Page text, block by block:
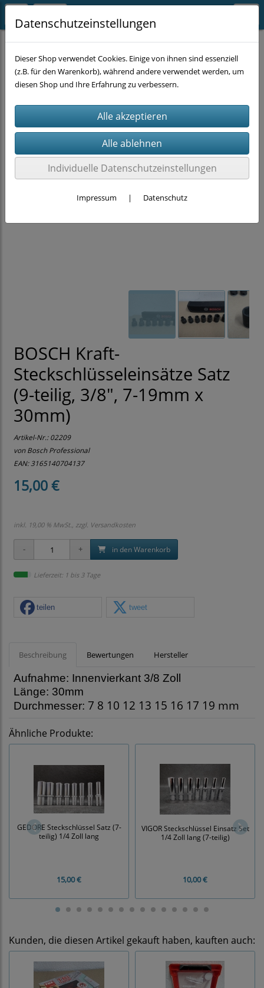
HANDWERKZEUG Schlüssel
BOSCH Kraft-
Steckschlüsseleinsätze Satz
(9-teilig, 3/8", 7-19mm x
30mm)
Artikel-Nr.:02209
von Bosch Professional
EAN: 3165140704137
15,00 €
inkl. 19,00 % MwSt., zzgl. Versandkosten
in den Warenkorb
Lieferzeit: 1 bis 3 Tage
teilen tweet
Beschreibung Bewertungen Hersteller
Aufnahme: Innenvierkant 3/8 Zoll
Länge: 30mm
Durchmesser: 7 8 10 12 13 15 16 17 19 mm
Ähnliche Produkte:
GEDORE Steckschlüssel Satz (7-
teilig) 1/4 Zoll lang
15,00 €
VIGOR Steckschlüssel Einsatz Set
1/4 Zoll lang (7-teilig)
10,00 €
Kunden, die diesen Artikel gekauft haben, kauften auch:
Datenschutzeinstellungen
Dieser Shop verwendet Cookies. Einige von ihnen sind essenziell
(z.B. für den Warenkorb), während andere verwendet werden, um
diesen Shop und Ihre Erfahrung zu verbessern.
Individuelle Datenschutzeinstellungen
Impressum | Datenschutz